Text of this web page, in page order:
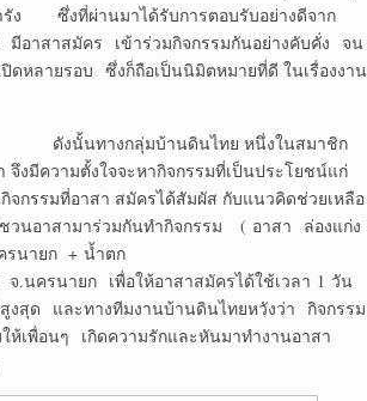
รัง ซึ่งที่ผ่านมาได้รับการตอบรับอย่างดีจาก
มีอาสาสมัคร เข้าร่วมกิจกรรมกันอย่างคับคั่ง จน
ปิดหลายรอบ ซึ่งก็ถือเป็นนิมิตหมายที่ดี ในเรื่องงาน
ลุ่มบ้านดินไทย หนึ่งในสมาชิก
จึงมีความตั้งใจจะหากิจกรรมที่เป็นประโยชน์แก่
จกรรมที่อาสา สมัครได้สัมผัส กับแนวคิดช่วยเหลือ
นอาสามาร่วมกันทำกิจกรรม ( อาสา ล่องแก่ง
รนายก + น้ำตก
จ.นครนายก เพื่อให้อาสาสมัครได้ใช้เวลา 1 วัน
งสุด และทางทีมงานบ้านดินไทยหวังว่า กิจกรรม
ห้เพื่อนๆ เกิดความรักและหันมาทำงานอาสา